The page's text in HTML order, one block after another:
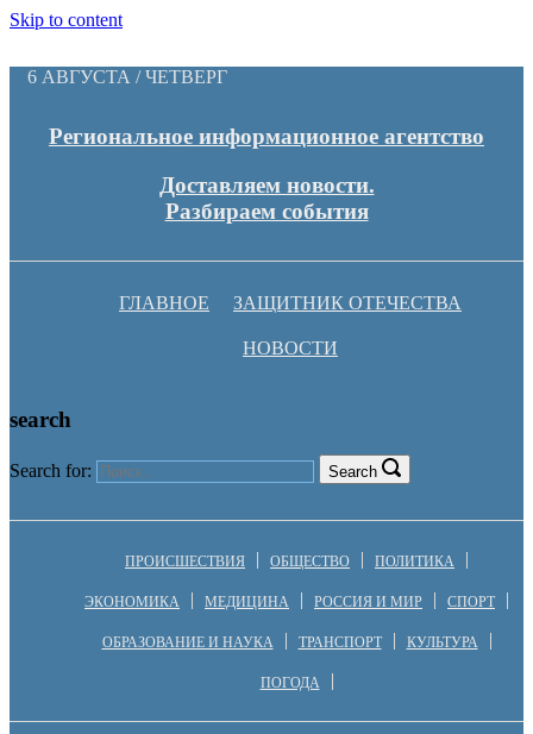
Skip to content
6 АВГУСТА / ЧЕТВЕРГ
Региональное информационное агентство
Доставляем новости.
Разбираем события
ГЛАВНОЕ ЗАЩИТНИК ОТЕЧЕСТВА
НОВОСТИ
search
Search for: Search
ПРОИСШЕСТВИЯ ОБЩЕСТВО ПОЛИТИКА
ЭКОНОМИКА МЕДИЦИНА РОССИЯ И МИР СПОРТ
ОБРАЗОВАНИЕ И НАУКА ТРАНСПОРТ КУЛЬТУРА
ПОГОДА